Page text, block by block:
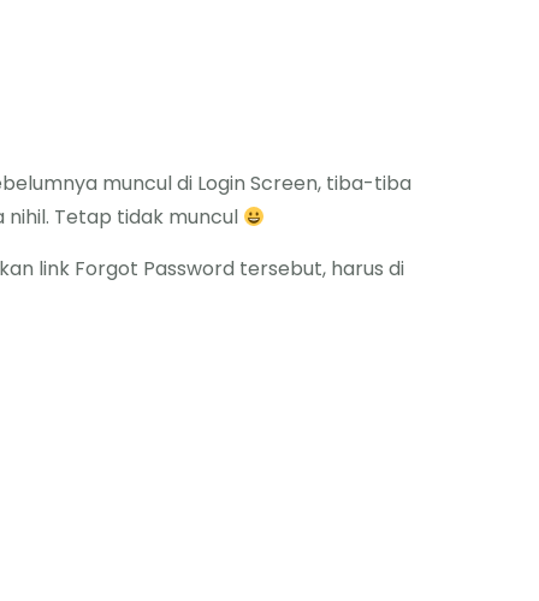
muncul di Login Screen, tiba-tiba
Tetap tidak muncul
link Forgot Password tersebut, harus di